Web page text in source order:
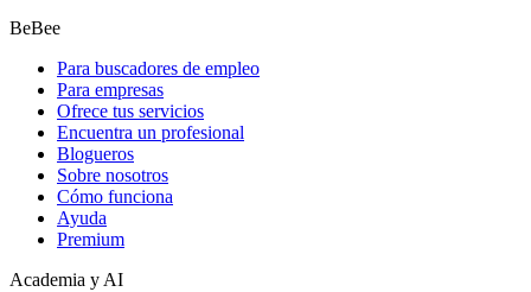
BeBee
Para buscadores de empleo
Para empresas
Ofrece tus servicios
Encuentra un profesional
Blogueros
Sobre nosotros
Cómo funciona
Ayuda
Premium
Academia y AI